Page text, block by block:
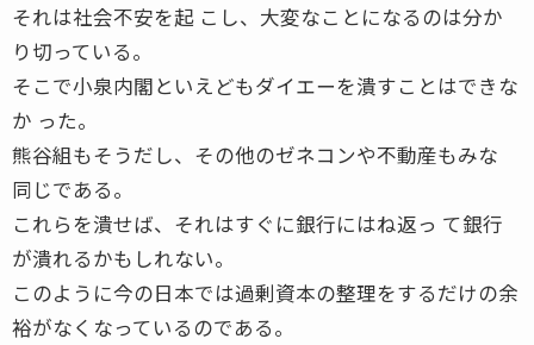
それは社会不安を起 こし、大変なことになるのは分か
り切っている。
そこで小泉内閣といえどもダイエーを潰すことはできな
か った。
熊谷組もそうだし、その他のゼネコンや不動産もみな
同じである。
これらを潰せば、それはすぐに銀行にはね返っ て銀行
が潰れるかもしれない。
このように今の日本では過剰資本の整理をするだけの余
裕がなくなっているのである。